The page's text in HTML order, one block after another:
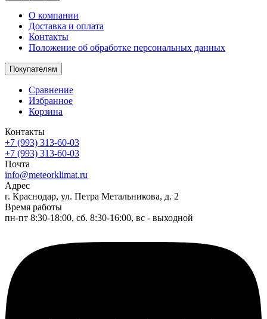
О компании
Доставка и оплата
Контакты
Положение об обработке персональных данных
Покупателям
Сравнение
Избранное
Корзина
Контакты
+7 (993) 313-60-03
+7 (993) 313-60-03
Почта
info@meteorklimat.ru
Адрес
г. Краснодар, ул. Петра Метальникова, д. 2
Время работы
пн-пт 8:30-18:00, сб. 8:30-16:00, вс - выходной